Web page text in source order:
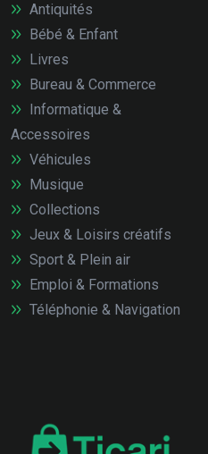
Antiquités
Bébé & Enfant
Livres
Bureau & Commerce
Informatique &
Accessoires
Véhicules
Musique
Collections
Jeux & Loisirs créatifs
Sport & Plein air
Emploi & Formations
Téléphonie & Navigation